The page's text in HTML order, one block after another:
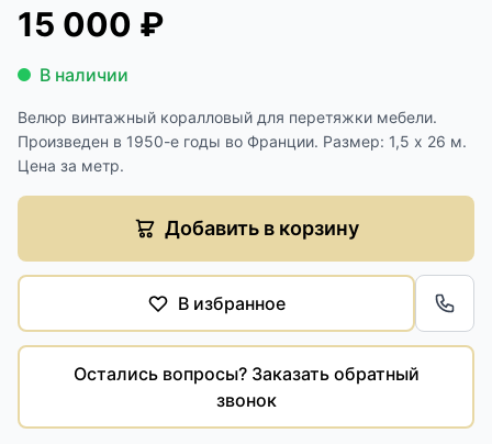
15 000 ₽
В наличии
Велюр винтажный коралловый для перетяжки мебели.
Произведен в 1950-е годы во Франции. Размер: 1,5 х 26 м.
Цена за метр.
Добавить в корзину
В избранное
Остались вопросы? Заказать обратный
звонок